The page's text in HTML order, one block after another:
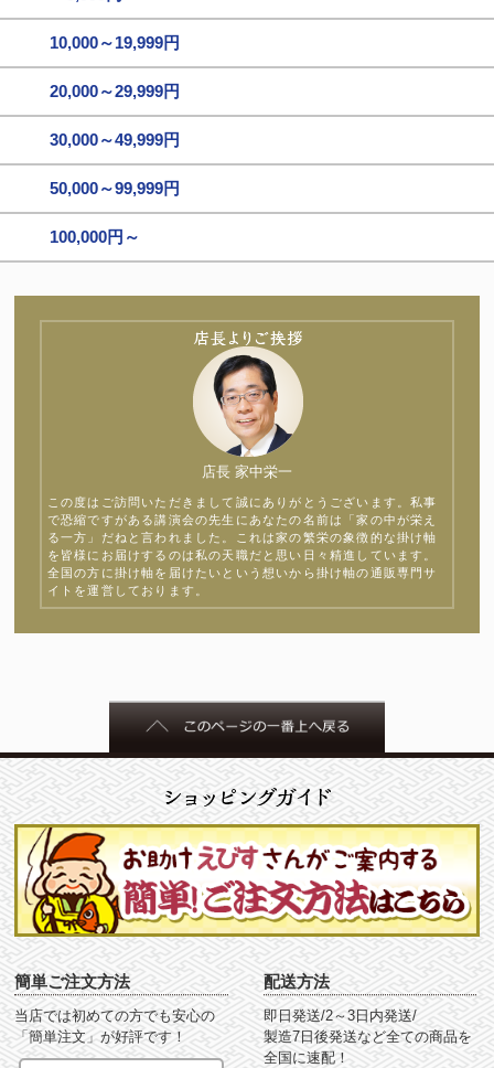
10,000～19,999円
20,000～29,999円
30,000～49,999円
50,000～99,999円
100,000円～
店長 家中栄一
この度はご訪問いただきまして誠にありがとうございます。私事
で恐縮ですがある講演会の先生にあなたの名前は「家の中が栄え
る一方」だねと言われました。これは家の繁栄の象徴的な掛け軸
を皆様にお届けするのは私の天職だと思い日々精進しています。
全国の方に掛け軸を届けたいという想いから掛け軸の通販専門サ
イトを運営しております。
簡単ご注文方法
当店では初めての方でも安心の
「簡単注文」が好評です！
配送方法
即日発送/2～3日内発送/
製造7日後発送など全ての商品を
全国に速配！